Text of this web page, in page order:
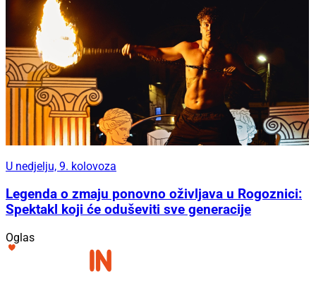
U nedjelju, 9. kolovoza
Legenda o zmaju ponovno oživljava u Rogoznici:
Spektakl koji će oduševiti sve generacije
Oglas